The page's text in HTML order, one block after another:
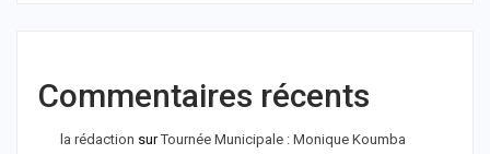
Commentaires récents
la rédaction surTournée Municipale : Monique Koumba